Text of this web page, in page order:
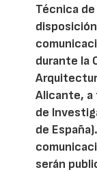
Técnica de
durante la
Alicante, a
de
de
serán